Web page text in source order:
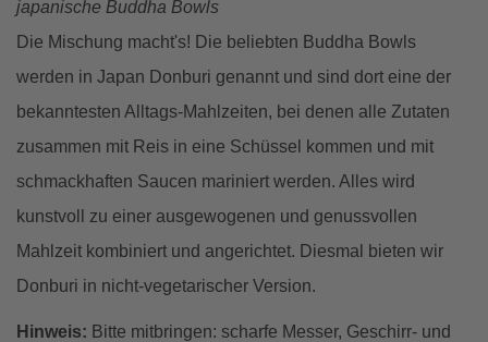
japanische Buddha Bowls
Die Mischung macht's! Die beliebten Buddha Bowls
werden in Japan Donburi genannt und sind dort eine der
bekanntesten Alltags-Mahlzeiten, bei denen alle Zutaten
zusammen mit Reis in eine Schüssel kommen und mit
schmackhaften Saucen mariniert werden. Alles wird
kunstvoll zu einer ausgewogenen und genussvollen
Mahlzeit kombiniert und angerichtet. Diesmal bieten wir
Donburi in nicht-vegetarischer Version.
Hinweis: Bitte mitbringen: scharfe Messer, Geschirr- und